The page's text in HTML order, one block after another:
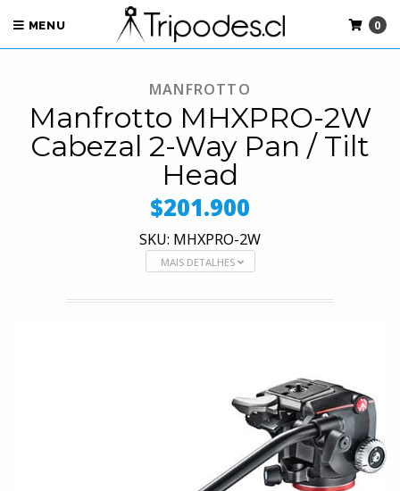
MENU 0
MANFROTTO
Manfrotto MHXPRO-2W
Cabezal 2-Way Pan / Tilt
Head
$201.900
SKU: MHXPRO-2W
MAIS DETALHES